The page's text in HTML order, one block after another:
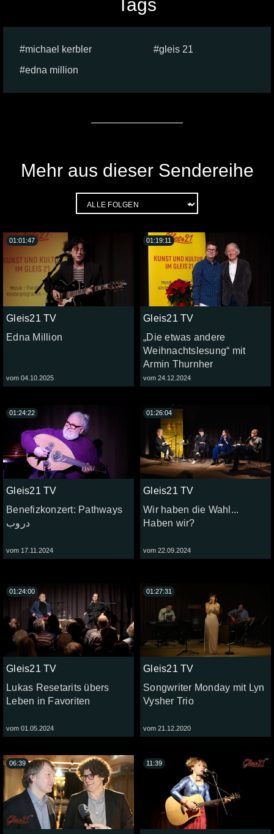
Tags
michael kerbler
gleis 21
edna million
Mehr aus dieser Sendereihe
Gleis21 TV
Edna Million
vom 04.10.2025
01:01:47
Gleis21 TV
„Die etwas andere
Weihnachtslesung“ mit
Armin Thurnher
vom 24.12.2024
01:19:11
Gleis21 TV
Benefizkonzert: Pathways
دروب
vom 17.11.2024
01:24:22
Gleis21 TV
Wir haben die Wahl...
Haben wir?
vom 22.09.2024
01:26:04
Gleis21 TV
Lukas Resetarits übers
Leben in Favoriten
vom 01.05.2024
01:24:00
Gleis21 TV
Songwriter Monday mit Lyn
Vysher Trio
vom 21.12.2020
01:27:31
06:39 11:39